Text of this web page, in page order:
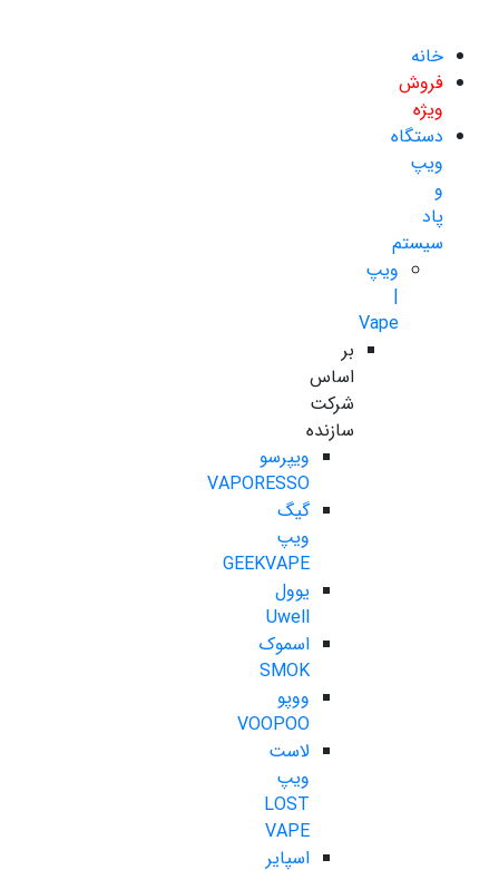
خانه
فروش
ویژه
دستگاه
ویپ
و
پاد
سیستم
ویپ
|
Vape
بر
اساس
شرکت
سازنده
ویپرسو
VAPORESSO
گیگ
ویپ
GEEKVAPE
یوول
Uwell
اسموک
SMOK
ووپو
VOOPOO
لاست
ویپ
LOST
VAPE
اسپایر